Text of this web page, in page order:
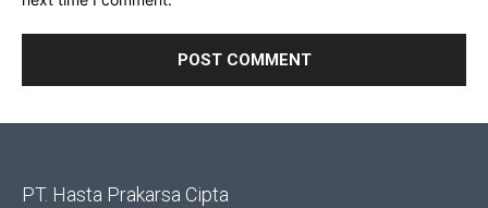
PT. Hasta Prakarsa Cipta